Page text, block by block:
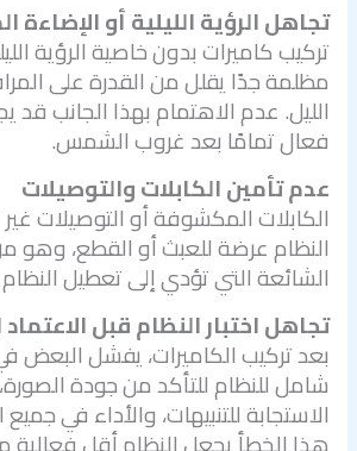
تجاهل الرؤية الليلية أو الإضاءة
تركيب كاميرات بدون خاصية الرؤية
مظلمة جدًا يقلل من القدرة على
الليل. عدم الاهتمام بهذا الجانب قد
فعال تمامًا بعد غروب الشمس.
عدم تأمين الكابلات والتوصيلات
الكابلات المكشوفة أو التوصيلات
النظام عرضة للعبث أو القطع، وهو
الشائعة التي تؤدي إلى تعطيل
تجاهل اختبار النظام قبل
بعد تركيب الكاميرات، يفشل البعض في
شامل للنظام للتأكد من جودة الصورة،
الاستجابة للتنبيهات، والأداء في